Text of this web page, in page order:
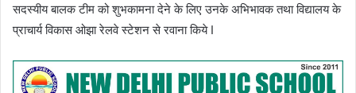
सदस्यीय बालक टीम को शुभकामना देने के लिए उनके अभिभावक तथा विद्यालय के
प्राचार्य विकास ओझा रेलवे स्टेशन से रवाना किये I